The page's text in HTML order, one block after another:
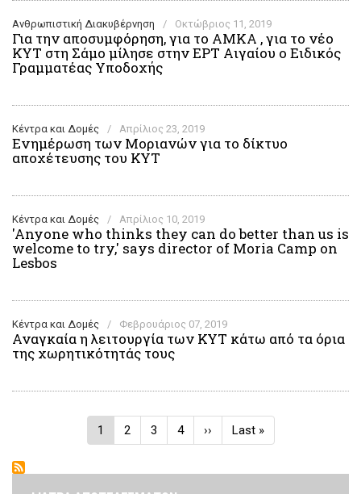
Ανθρωπιστική Διακυβέρνηση / Οκτώβριος 11, 2019
Για την αποσυμφόρηση, για το ΑΜΚΑ , για το νέο
ΚΥΤ στη Σάμο μίλησε στην ΕΡΤ Αιγαίου ο Ειδικός
Γραμματέας Υποδοχής
Κέντρα και Δομές / Απρίλιος 23, 2019
Ενημέρωση των Μοριανών για το δίκτυο
αποχέτευσης του ΚΥΤ
Κέντρα και Δομές / Απρίλιος 10, 2019
'Anyone who thinks they can do better than us is
welcome to try,' says director of Moria Camp on
Lesbos
Κέντρα και Δομές / Φεβρουάριος 07, 2019
Αναγκαία η λειτουργία των ΚΥΤ κάτω από τα όρια
της χωρητικότητάς τους
Σελιδοποίηση
Τρέχουσα
σελίδα
1 Σελίδα
2 Σελίδα
3 Σελίδα
4
Next
page
››
Last
page
Last »